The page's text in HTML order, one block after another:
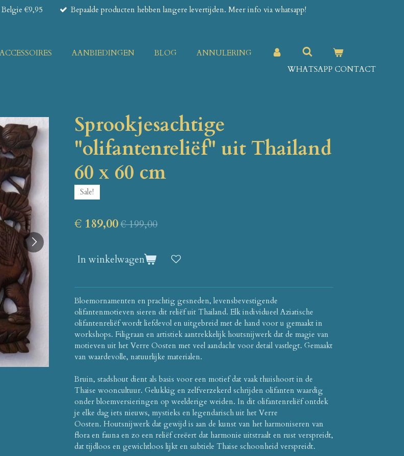
€9,95 Bepaalde producten hebben langere levertijden. Meer info via whatsapp!
AANBIEDINGEN BLOG
ANNULERING
WHATSAPP CONTACT
Sprookjesachtige
"olifantenreliëf" uit Thailand
60 x 60 cm
Sale!
€ 189,00€ 199,00
In winkelwagen
Bloemornamenten en prachtig gesneden, levensbevestigende
olifantenmotieven sieren dit reliëf uit Thailand. Elk individueel Aziatische
olifantenreliëf wordt liefdevol en uitgebreid met de hand voor u gemaakt in
workshops. Filigraan en artistiek aantrekkelijk houtsnijwerk dat de magie van
motieven uit het Verre Oosten met veel aandacht voor detail vastlegt. Gemaakt
van waardevolle, natuurlijke materialen.
Bruin, stadshout dient als basis voor een motief dat vaak thuishoort in de
Thaise wooncultuur. Gelukkig en zelfverzekerd schrijden olifanten waardig
onder bloemversieringen op weelderige weiden. In dit olifantenreliëf ontdek
je elke dag iets nieuws, mystieks en legendarisch uit het Verre
Oosten. Houtsnijwerk dat gewijd is aan de kunst van het harmoniseren van
flora en fauna en zo een reliëf creëert dat harmonie uitstraalt en rust verspreidt,
dat tijdloos en gewichtloos lijkt en subtiele Thaise schoonheid verspreidt.